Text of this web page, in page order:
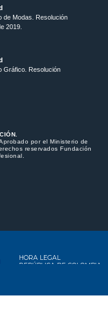
de Modas. Resolución
2019.
Gráfico. Resolución
por el Ministerio de
reservados Fundación